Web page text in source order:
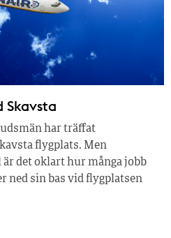
Skavsta
har träffat
flygplats. Men
det oklart hur många jobb
ned sin bas vid flygplatsen